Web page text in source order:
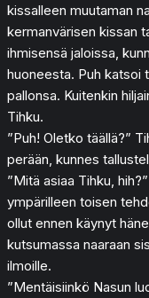
kissalleen muutaman
kermanvärisen kissan
ihmisensä jaloissa,
huoneesta. Puh katsoi
pallonsa. Kuitenkin
Tihku.
”Puh! Oletko täällä?”
perään, kunnes
”Mitä asiaa Tihku,
ympärilleen toisen
ollut ennen käynyt
kutsumassa naaraan
ilmoille.
”Mentäisiinkö Nasun